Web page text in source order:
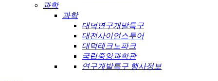
과학
과학
대덕연구개발특구
대전사이언스투어
대덕테크노파크
국립중앙과학관
연구개발특구 행사정보